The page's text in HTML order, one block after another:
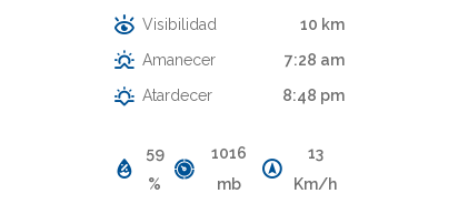
59
%
1016
mb
13
Km/h
Visibilidad
10 km
Amanecer
7:28 am
Atardecer
8:48 pm